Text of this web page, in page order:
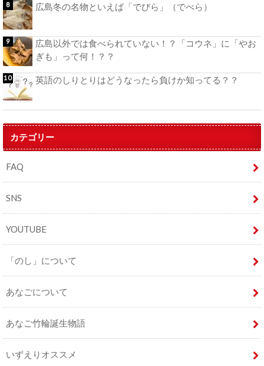
広島冬の名物といえば「でびら」（でべら）
広島以外では食べられていない！？「コウネ」に「やお
ぎも」って何！？？
英語のしりとりはどうなったら負けか知ってる？？
カテゴリー
FAQ
SNS
YOUTUBE
「のし」について
あなごについて
あなご竹輪誕生物語
いずえりオススメ